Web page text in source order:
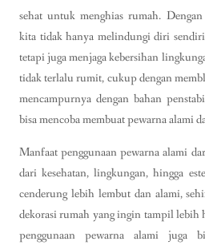
sehat untuk menghias rumah.
kita tidak hanya melindungi diri
tetapi juga menjaga kebersihan
tidak terlalu rumit, cukup dengan
mencampurnya dengan bahan
bisa mencoba membuat pewarna alami
Manfaat penggunaan pewarna alami
dari kesehatan, lingkungan, hingga
cenderung lebih lembut dan alami,
dekorasi rumah yang ingin tampil lebih
penggunaan pewarna alami juga